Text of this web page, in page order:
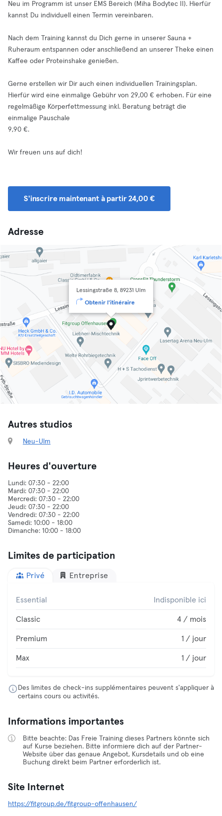
Neu im Programm ist unser EMS Bereich (Miha Bodytec II). Hierfür
kannst Du individuell einen Termin vereinbaren.
Nach dem Training kannst du Dich gerne in unserer Sauna +
Ruheraum entspannen oder anschließend an unserer Theke einen
Kaffee oder Proteinshake genießen.
Gerne erstellen wir Dir auch einen individuellen Trainingsplan.
Hierfür wird eine einmalige Gebühr von 29,00 € erhoben. Für eine
regelmäßige Körperfettmessung inkl. Beratung beträgt die
einmalige Pauschale
9,90 €.
Wir freuen uns auf dich!
S'inscrire maintenant à partir 24,00 €
Adresse
Lessingstraße 8, 89231 Ulm
Obtenir l'itinéraire
Autres studios
Neu-Ulm
Heures d'ouverture
Lundi: 07:30 - 22:00
Mardi: 07:30 - 22:00
Mercredi: 07:30 - 22:00
Jeudi: 07:30 - 22:00
Vendredi: 07:30 - 22:00
Samedi: 10:00 - 18:00
Limites de participation
Privé Entreprise
Essential Indisponible ici
Classic 4 / mois
Premium 1 / jour
Max 1 / jour
Des limites de check-ins supplémentaires peuvent s'appliquer à
certains cours ou activités.
Informations importantes
Bitte beachte: Das Freie Training dieses Partners könnte sich
auf Kurse beziehen. Bitte informiere dich auf der Partner-
Website über das genaue Angebot, Kursdetails und ob eine
Buchung direkt beim Partner erforderlich ist.
Site Internet
https://fitgroup.de/fitgroup-offenhausen/